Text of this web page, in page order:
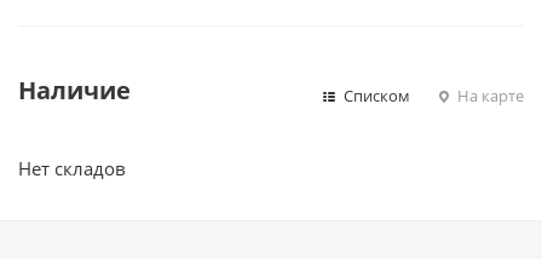
Наличие Списком На карте
Нет складов